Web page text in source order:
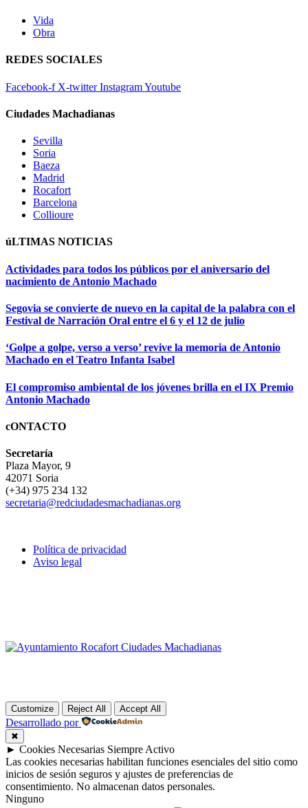
Vida
Obra
REDES SOCIALES
Facebook-f X-twitter InstagramYoutube
Ciudades Machadianas
Sevilla
Soria
Baeza
Madrid
Rocafort
Barcelona
Collioure
úLTIMAS NOTICIAS
Actividades para todos los públicos por el aniversario del
nacimiento de Antonio Machado
Segovia se convierte de nuevo en la capital de la palabra con el
Festival de Narración Oral entre el 6 y el 12 de julio
‘Golpe a golpe, verso a verso’ revive la memoria de Antonio
Machado en el Teatro Infanta Isabel
El compromiso ambiental de los jóvenes brilla en el IX Premio
Antonio Machado
cONTACTO
Secretaría
Plaza Mayor, 9
42071 Soria
(+34) 975 234 132
secretaria@redciudadesmachadianas.org
Política de privacidad
Aviso legal
Customize Reject All Accept All
Desarrollado por
✖
► Cookies Necesarias Siempre Activo
Las cookies necesarias habilitan funciones esenciales del sitio como
inicios de sesión seguros y ajustes de preferencias de
consentimiento. No almacenan datos personales.
Ninguno